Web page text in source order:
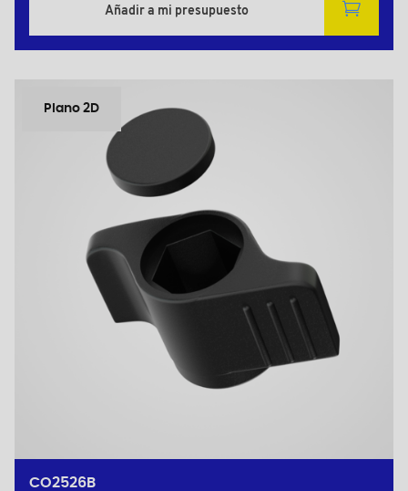
Añadir a mi presupuesto
Plano 2D
CO2526B